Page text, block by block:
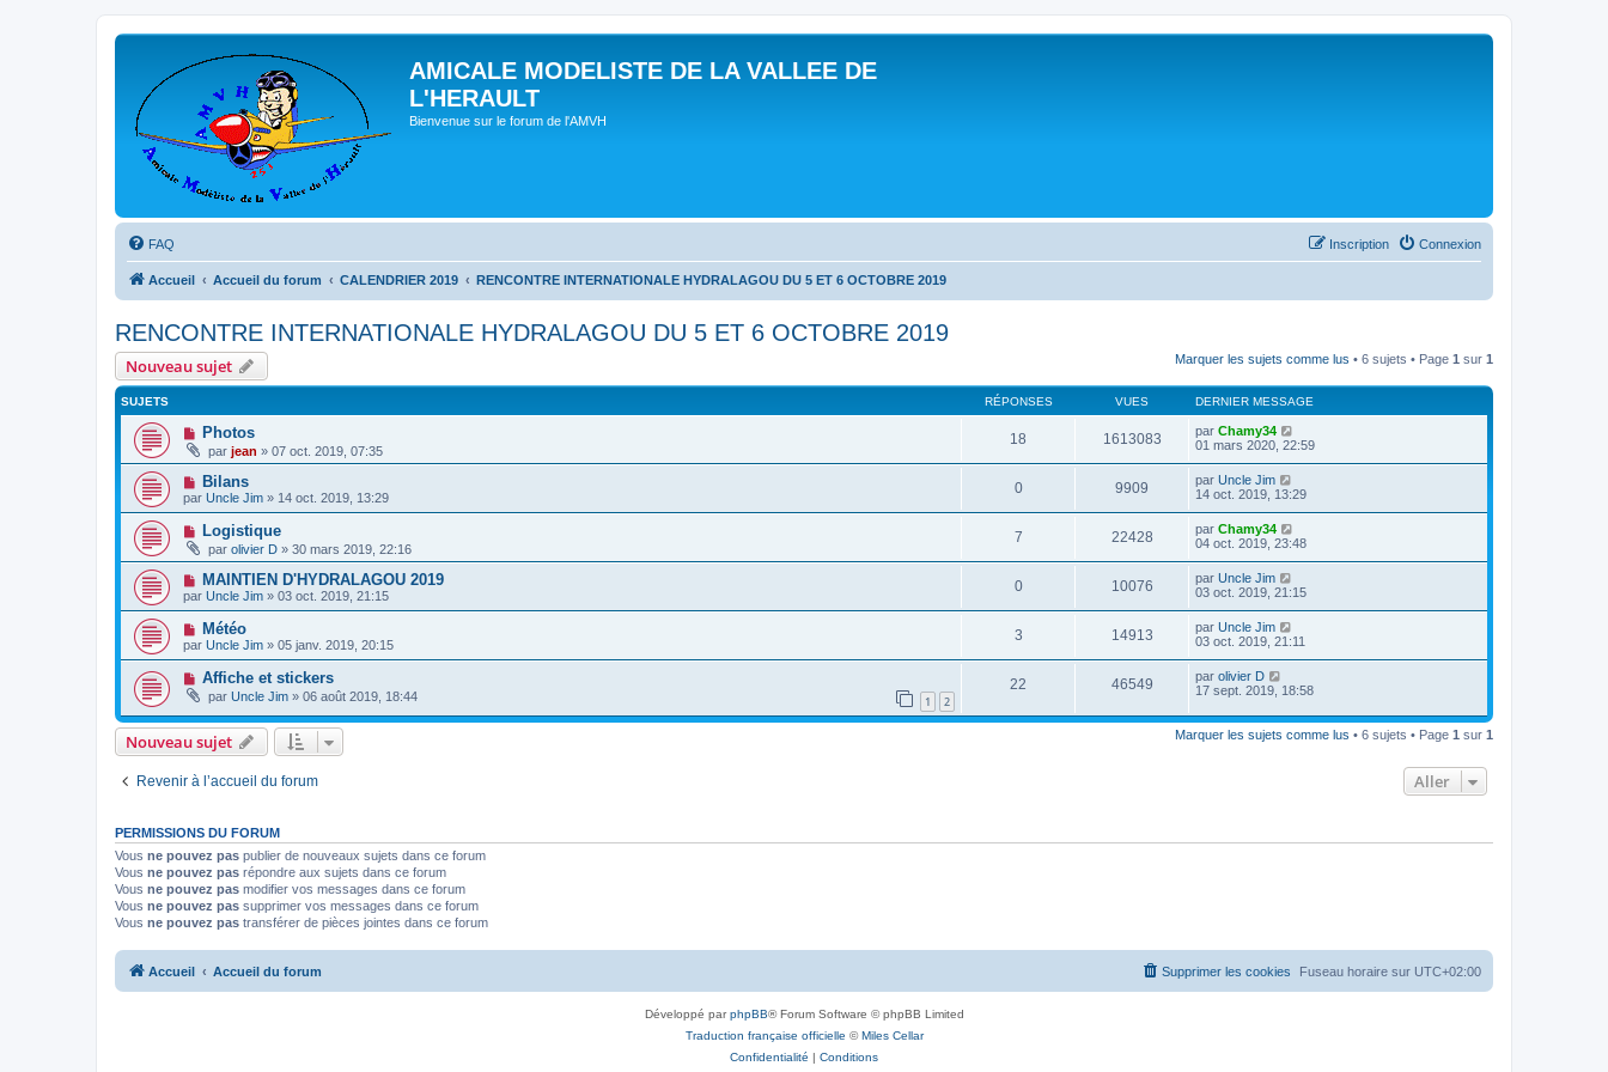
AMICALE MODELISTE DE LA VALLEE DE
L'HERAULT
Bienvenue sur le forum de l'AMVH
FAQ Connexion
Inscription
Accueil Accueil du forum CALENDRIER 2019 RENCONTRE INTERNATIONALE HYDRALAGOU DU 5 ET 6 OCTOBRE 2019
RENCONTRE INTERNATIONALE HYDRALAGOU DU 5 ET 6 OCTOBRE 2019
Nouveau sujet Marquer les sujets comme lus • 6 sujets • Page 1 sur 1
SUJETS RÉPONSES VUES DERNIER MESSAGE
Photos
par jean » 07 oct. 2019, 07:35
18 1613083 par Chamy34
01 mars 2020, 22:59
Bilans
par Uncle Jim » 14 oct. 2019, 13:29
0 9909 par Uncle Jim
14 oct. 2019, 13:29
Logistique
par olivier D » 30 mars 2019, 22:16
7 22428 par Chamy34
04 oct. 2019, 23:48
MAINTIEN D'HYDRALAGOU 2019
par Uncle Jim » 03 oct. 2019, 21:15
0 10076 par Uncle Jim
03 oct. 2019, 21:15
Météo
par Uncle Jim » 05 janv. 2019, 20:15
3 14913 par Uncle Jim
03 oct. 2019, 21:11
Affiche et stickers
par Uncle Jim » 06 août 2019, 18:44 1 2
22 46549 par olivier D
17 sept. 2019, 18:58
Nouveau sujet Marquer les sujets comme lus • 6 sujets • Page 1 sur 1
Revenir à l’accueil du forum Aller
PERMISSIONS DU FORUM
Vous ne pouvez pas publier de nouveaux sujets dans ce forum
Vous ne pouvez pas répondre aux sujets dans ce forum
Vous ne pouvez pas modifier vos messages dans ce forum
Vous ne pouvez pas supprimer vos messages dans ce forum
Vous ne pouvez pas transférer de pièces jointes dans ce forum
Accueil Accueil du forum Fuseau horaire sur UTC+02:00
Supprimer les cookies
Développé parphpBB® Forum Software © phpBB Limited
Traduction française officielle ©Miles Cellar
Confidentialité | Conditions